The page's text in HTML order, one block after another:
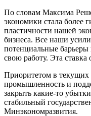
По словам Максима
экономики стала более
пластичности нашей
бизнеса. Все наши
потенциальные барьеры
свою работу. Эта ставка
Приоритетом в текущих
промышленность и
закрыть какие-то
стабильный
Минэкономразвития.